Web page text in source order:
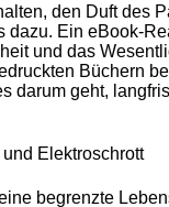
den Duft des
dazu. Ein eBook-
und das
Büchern
darum geht,
Elektroschrott
begrenzte